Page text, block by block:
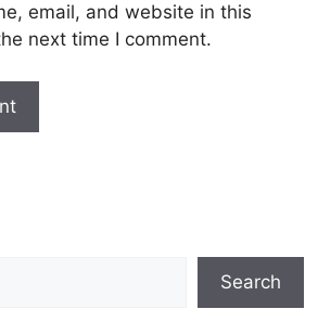
email, and website in this
next time I comment.
Search